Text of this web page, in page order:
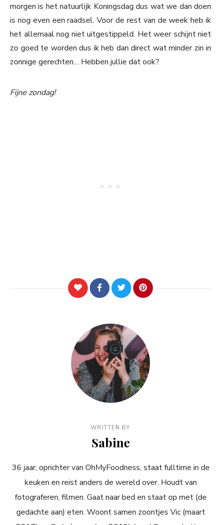
morgen is het natuurlijk Koningsdag dus wat we dan doen
is nog even een raadsel. Voor de rest van de week heb ik
het allemaal nog niet uitgestippeld. Het weer schijnt niet
zo goed te worden dus ik heb dan direct wat minder zin in
zonnige gerechten… Hebben jullie dat ook?
Fijne zondag!
WRITTEN BY
Sabine
36 jaar, oprichter van OhMyFoodness, staat fulltime in de
keuken en reist anders de wereld over. Houdt van
fotograferen, filmen. Gaat naar bed en staat op met (de
gedachte aan) eten. Woont samen zoontjes Vic (maart